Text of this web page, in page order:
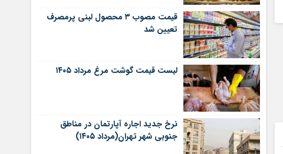
قیمت مصوب ۳ محصول لبنی پرمصرف
تعیین شد
لیست قیمت گوشت مرغ مرداد ۱۴۰۵
نرخ جدید اجاره آپارتمان در مناطق
جنوبی شهر تهران(مرداد ۱۴۰۵)